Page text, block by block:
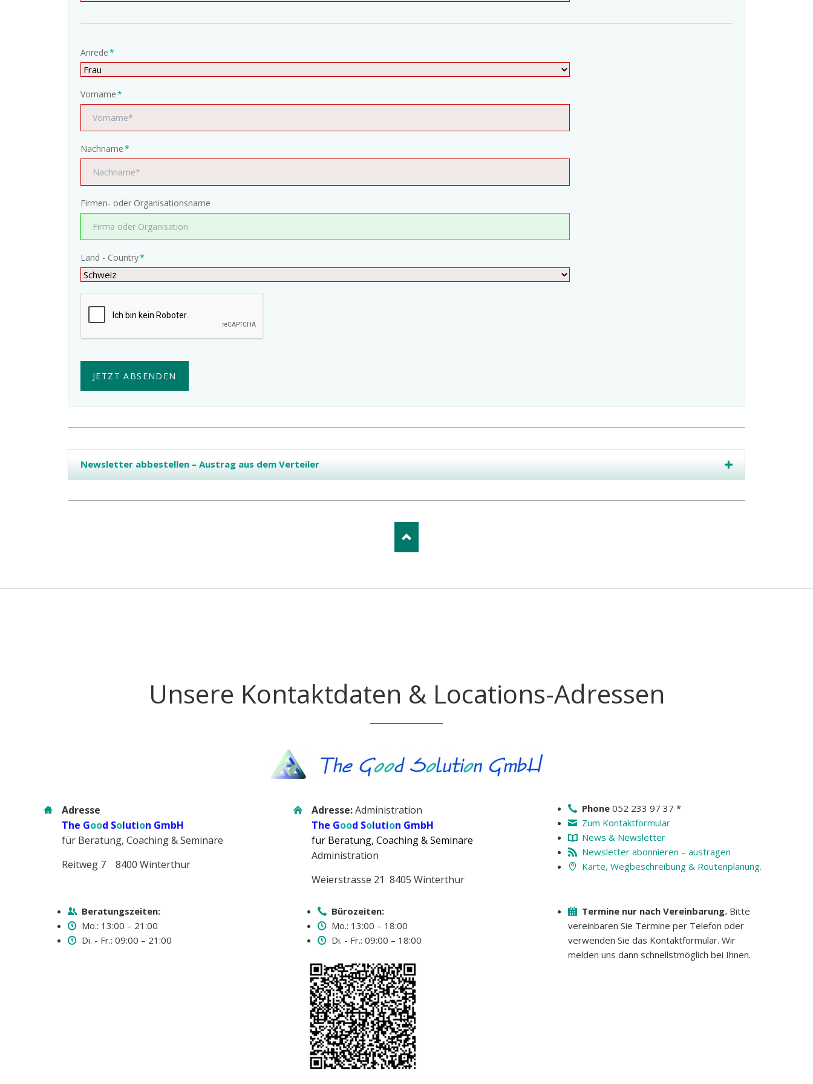
Pflichtfeld
Anrede*
Pflichtfeld
Vorname*
Pflichtfeld
Nachname*
Firmen- oder Organisationsname
Pflichtfeld
Land - Country*
JETZT ABSENDEN
Newsletter abbestellen – Austrag aus dem Verteiler
Unsere Kontaktdaten & Locations-Adressen
Adresse
The Good Solution GmbH
für Beratung, Coaching & Seminare
Reitweg 7 8400 Winterthur
Adresse:Administration
The Good Solution GmbH
für Beratung, Coaching & Seminare
Administration
Weierstrasse 21 8405 Winterthur
Phone052 233 97 37 *
Zum Kontaktformular
News & Newsletter
Newsletter abonnieren – austragen
Karte, Wegbeschreibung & Routenplanung.
Beratungszeiten:
Mo.: 13:00 – 21:00
Di. - Fr.: 09:00 – 21:00
Bürozeiten:
Mo.: 13:00 – 18:00
Di. - Fr.: 09:00 – 18:00
Termine nur nach Vereinbarung.Bitte
vereinbaren Sie Termine per Telefon oder
verwenden Sie das Kontaktformular. Wir
melden uns dann schnellstmöglich bei Ihnen.